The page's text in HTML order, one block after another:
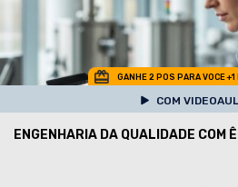
GANHE 2 POS PARA VOCE
COM
ENGENHARIA DA QUALIDADE COM